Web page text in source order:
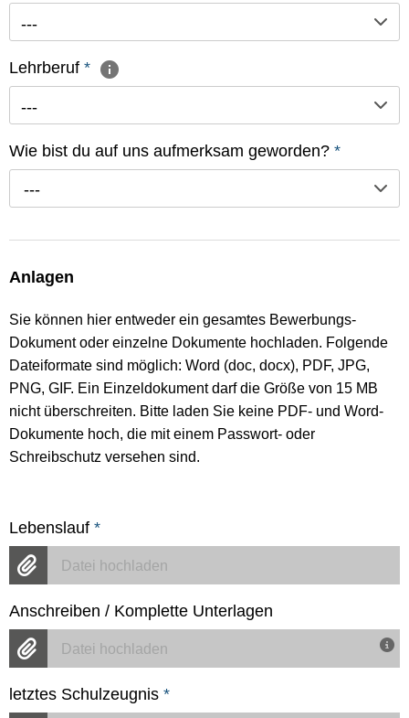
---
Lehrberuf *
---
Wie bist du auf uns aufmerksam geworden? *
---
Anlagen
Sie können hier entweder ein gesamtes Bewerbungs-
Dokument oder einzelne Dokumente hochladen. Folgende
Dateiformate sind möglich: Word (doc, docx), PDF, JPG,
PNG, GIF. Ein Einzeldokument darf die Größe von 15 MB
nicht überschreiten. Bitte laden Sie keine PDF- und Word-
Dokumente hoch, die mit einem Passwort- oder
Schreibschutz versehen sind.
Lebenslauf *
Datei hochladen
Anschreiben / Komplette Unterlagen
Datei hochladen
letztes Schulzeugnis *